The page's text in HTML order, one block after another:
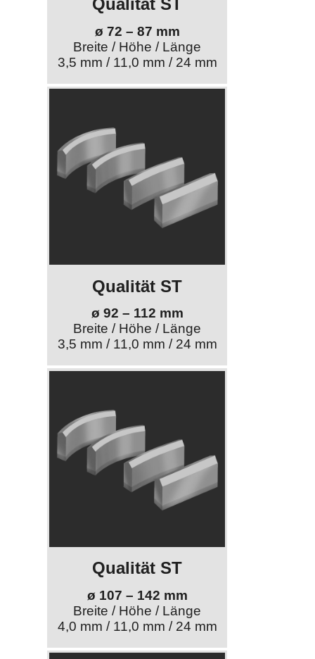
Qualität ST
ø 72 – 87 mm
Breite / Höhe / Länge
3,5 mm / 11,0 mm / 24 mm
Qualität ST
ø 92 – 112 mm
Breite / Höhe / Länge
3,5 mm / 11,0 mm / 24 mm
Qualität ST
ø 107 – 142 mm
Breite / Höhe / Länge
4,0 mm / 11,0 mm / 24 mm